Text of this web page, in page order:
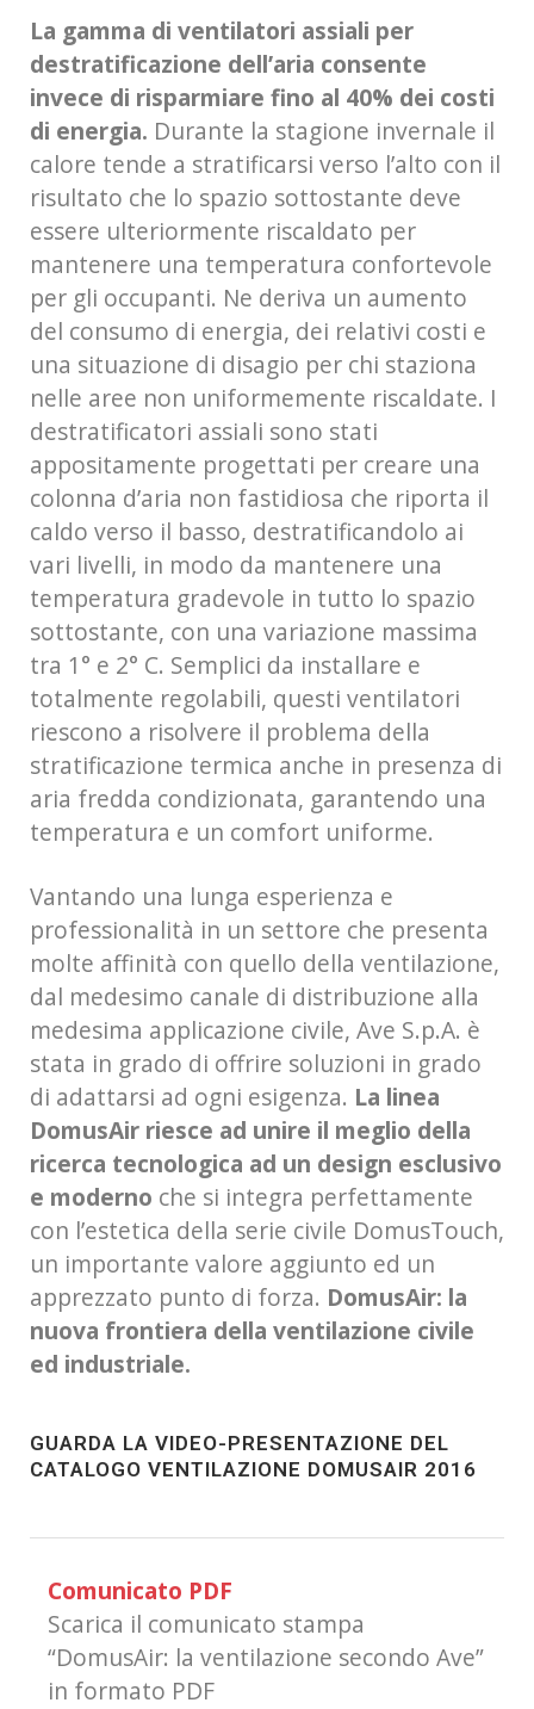
La gamma di ventilatori assiali per
destratificazione dell’aria consente
invece di risparmiare fino al 40% dei costi
di energia. Durante la stagione invernale il
calore tende a stratificarsi verso l’alto con il
risultato che lo spazio sottostante deve
essere ulteriormente riscaldato per
mantenere una temperatura confortevole
per gli occupanti. Ne deriva un aumento
del consumo di energia, dei relativi costi e
una situazione di disagio per chi staziona
nelle aree non uniformemente riscaldate. I
destratificatori assiali sono stati
appositamente progettati per creare una
colonna d’aria non fastidiosa che riporta il
caldo verso il basso, destratificandolo ai
vari livelli, in modo da mantenere una
temperatura gradevole in tutto lo spazio
sottostante, con una variazione massima
tra 1° e 2° C. Semplici da installare e
totalmente regolabili, questi ventilatori
riescono a risolvere il problema della
stratificazione termica anche in presenza di
aria fredda condizionata, garantendo una
temperatura e un comfort uniforme.
Vantando una lunga esperienza e
professionalità in un settore che presenta
molte affinità con quello della ventilazione,
dal medesimo canale di distribuzione alla
medesima applicazione civile, Ave S.p.A. è
stata in grado di offrire soluzioni in grado
di adattarsi ad ogni esigenza. La linea
DomusAir riesce ad unire il meglio della
ricerca tecnologica ad un design esclusivo
e moderno che si integra perfettamente
con l’estetica della serie civile DomusTouch,
un importante valore aggiunto ed un
apprezzato punto di forza. DomusAir: la
nuova frontiera della ventilazione civile
ed industriale.
GUARDA LA VIDEO-PRESENTAZIONE DEL
CATALOGO VENTILAZIONE DOMUSAIR 2016
Comunicato PDF
Scarica il comunicato stampa
“DomusAir: la ventilazione secondo Ave”
in formato PDF